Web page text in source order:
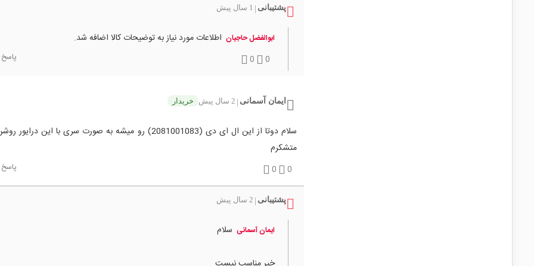
پشتیبانی | 1 سال پیش
ابوالفضل حاجیان اطلاعات مورد نیاز به توضیحات کالا اضافه شد.
0
0 پاسخ
ایمان آسمانی | 2 سال پیش خریدار
سلام دوتا از این ال ای دی (2081001083) رو میشه به صورت سری با این
متشکرم
0
0 پاسخ
پشتیبانی | 2 سال پیش
ایمان آسمانی سلام